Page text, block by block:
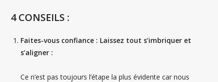
4 CONSEILS :
Faites-vous confiance : Laissez tout s’imbriquer et
s’aligner :
Ce n’est pas toujours l’étape la plus évidente car nous